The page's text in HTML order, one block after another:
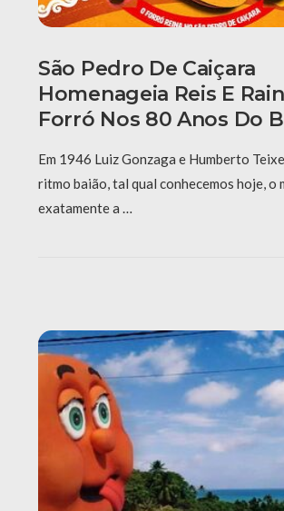
São Pedro De Caiçara
Homenageia Reis E
Forró Nos 80 Anos Do
Em 1946 Luiz Gonzaga e Humberto
ritmo baião, tal qual conhecemos hoje, o
exatamente a …